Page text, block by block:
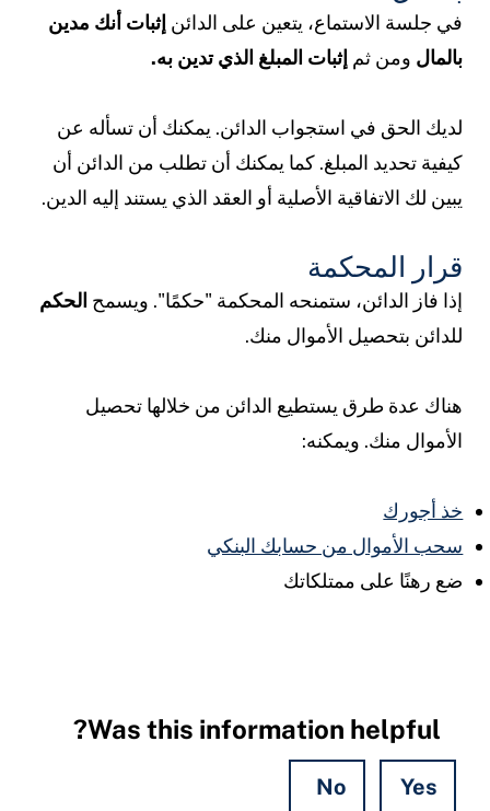
في جلسة الاستماع، يتعين على الدائنإثبات أنك مدين
بالمالومن ثم إثبات المبلغ الذي تدين به.
لديك الحق في استجواب الدائن. يمكنك أن تسأله عن
كيفية تحديد المبلغ. كما يمكنك أن تطلب من الدائن أن
يبين لك الاتفاقية الأصلية أو العقد الذي يستند إليه الدين.
قرار المحكمة
إذا فاز الدائن، ستمنحه المحكمة "حكمًا". ويسمحالحكم
للدائن بتحصيل الأموال منك.
هناك عدة طرق يستطيع الدائن من خلالها تحصيل
الأموال منك. ويمكنه:
خذ أجورك
سحب الأموال من حسابك البنكي
ضع رهنًا على ممتلكاتك
Was this information helpful?
Yes
No